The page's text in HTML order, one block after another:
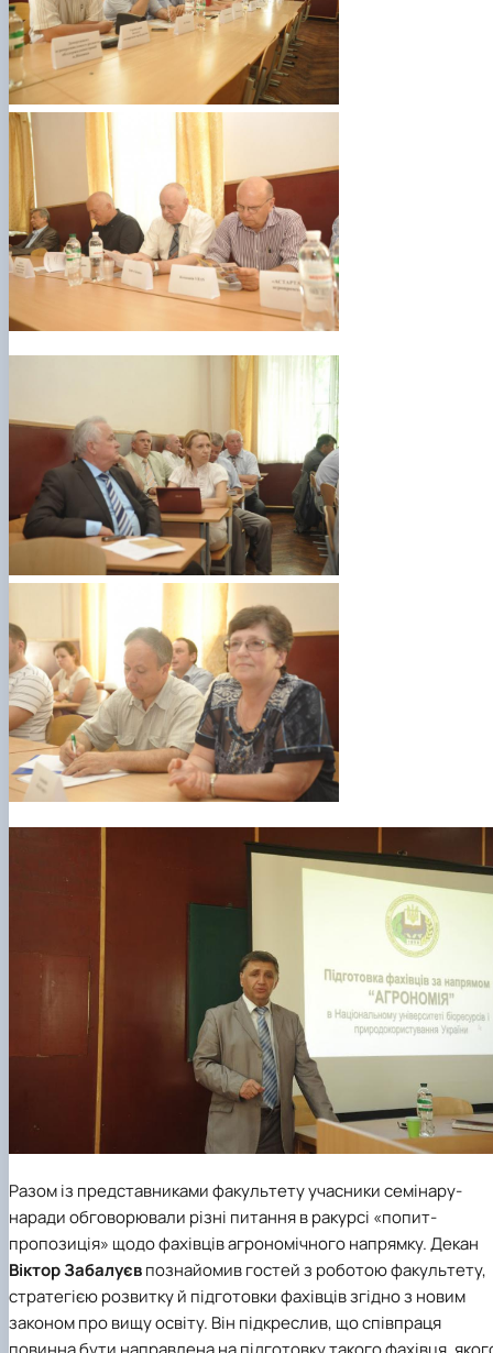
Разом із представниками факультету учасники семінару-
наради обговорювали різні питання в ракурсі «попит-
пропозиція» щодо фахівців агрономічного напрямку. Декан
Віктор Забалуєвпознайомив гостей з роботою факультету,
стратегією розвитку й підготовки фахівців згідно з новим
законом про вищу освіту. Він підкреслив, що співпраця